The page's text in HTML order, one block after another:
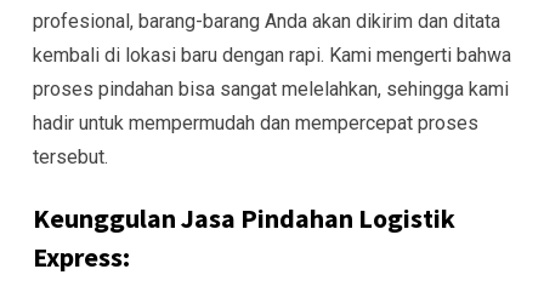
profesional, barang-barang Anda akan dikirim dan ditata
kembali di lokasi baru dengan rapi. Kami mengerti bahwa
proses pindahan bisa sangat melelahkan, sehingga kami
hadir untuk mempermudah dan mempercepat proses
tersebut.
Keunggulan Jasa Pindahan Logistik
Express: